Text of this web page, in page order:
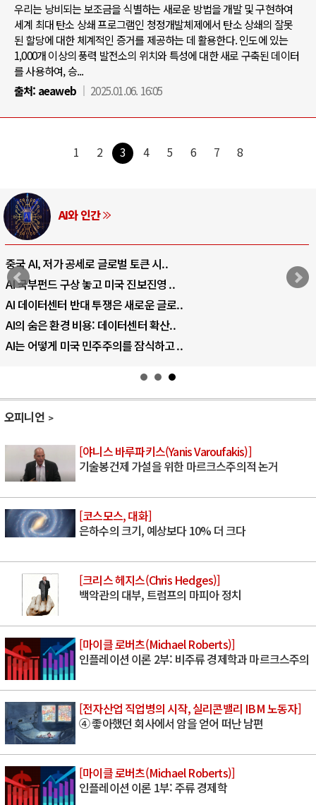
우리는 낭비되는 보조금을 식별하는 새로운 방법을 개발 및 구현하여
세계 최대 탄소 상쇄 프로그램인 청정개발체제에서 탄소 상쇄의 잘못
된 할당에 대한 체계적인 증거를 제공하는 데 활용한다. 인도에 있는
1,000개 이상의 풍력 발전소의 위치와 특성에 대한 새로 구축된 데이터
를 사용하여, 승...
출처: aeaweb 2025.01.06. 16:05
1 2 3 4 5 6 7 8
AI와 인간
중국 AI, 저가 공세로 글로벌 토큰 시..
AI 국부펀드 구상 놓고 미국 진보진영 ..
AI 데이터센터 반대 투쟁은 새로운 글로..
AI의 숨은 환경 비용: 데이터센터 확산..
AI는 어떻게 미국 민주주의를 잠식하고 ..
오피니언
[야니스 바루파키스(Yanis Varoufakis)]
기술봉건제 가설을 위한 마르크스주의적 논거
[코스모스, 대화]
은하수의 크기, 예상보다 10% 더 크다
[크리스 헤지스(Chris Hedges)]
백악관의 대부, 트럼프의 마피아 정치
[마이클 로버츠(Michael Roberts)]
인플레이션 이론 2부: 비주류 경제학과 마르크스주의
[전자산업 직업병의 시작, 실리콘밸리 IBM 노동자]
④ 좋아했던 회사에서 암을 얻어 떠난 남편
[마이클 로버츠(Michael Roberts)]
인플레이션 이론 1부: 주류 경제학